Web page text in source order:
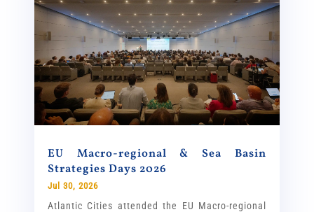
EU Macro-regional & Sea Basin
Strategies Days 2026
Jul 30, 2026
Atlantic Cities attended the EU Macro-regional